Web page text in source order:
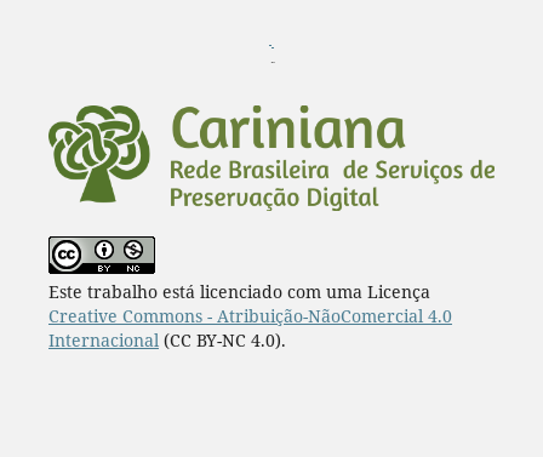
¨
Este trabalho está licenciado com uma Licença
Creative Commons - Atribuição-NãoComercial 4.0
Internacional(CC BY-NC 4.0).